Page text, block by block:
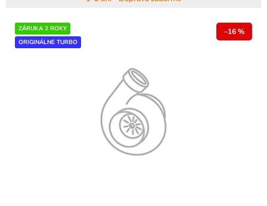
ZÁRUKA 2 ROKY
ORIGINÁLNE TURBO
–16 %